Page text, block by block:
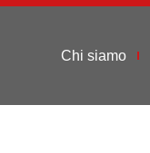
Chi siamo